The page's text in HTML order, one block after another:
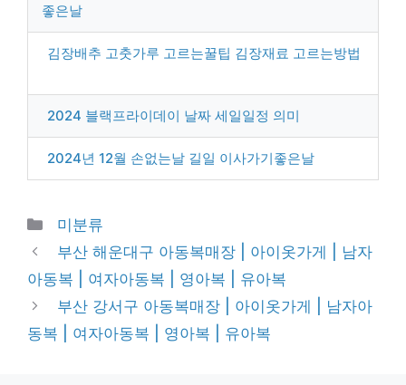
좋은날
김장배추 고춧가루 고르는꿀팁 김장재료 고르는방법
2024 블랙프라이데이 날짜 세일일정 의미
2024년 12월 손없는날 길일 이사가기좋은날
Categories
미분류
부산 해운대구 아동복매장 | 아이옷가게 | 남자
아동복 | 여자아동복 | 영아복 | 유아복
부산 강서구 아동복매장 | 아이옷가게 | 남자아
동복 | 여자아동복 | 영아복 | 유아복